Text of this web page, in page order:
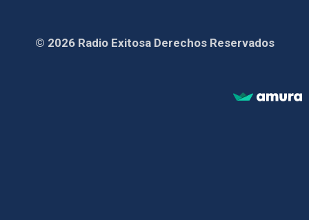
© 2026 Radio Exitosa Derechos Reservados